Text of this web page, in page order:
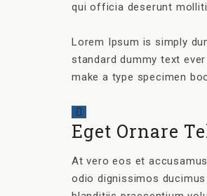
qui officia deserunt
Lorem Ipsum is simply
standard dummy text
make a type specimen
Eget Ornare
At vero eos et
odio dignissimos ducimus